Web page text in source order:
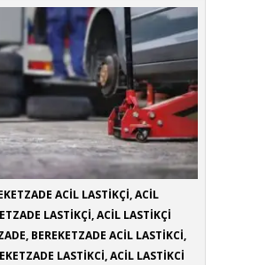
ACİL LASTİKÇİ, ACİL
LASTİKÇİ, ACİL LASTİKÇİ
BEREKETZADE ACİL LASTİKCİ,
LASTİKCİ, ACİL LASTİKCİ